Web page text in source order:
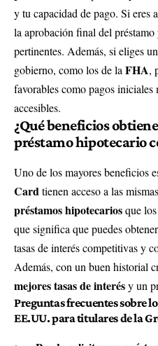
y tu capacidad de pago. Si eres
la aprobación final del
pertinentes. Además, si eliges
gobierno, como los de la FHA,
favorables como pagos iniciales
accesibles.
¿Qué beneficios
préstamo hipotecario
Uno de los mayores beneficios
Cardtienen acceso a las mismas
préstamos hipotecariosque
que significa que puedes obtener
tasas de interés competitivas y
Además, con un buen historial
mejores tasas de interésy un
Preguntas frecuentes sobre
EE.UU. para titulares de la